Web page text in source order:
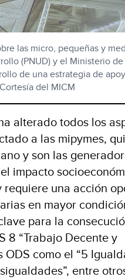
las micro, pequeñas y
(PNUD) y el Ministerio de
de una estrategia de
del MICM
alterado todos los
a las mipymes,
y son las
impacto
una acción
en mayor
para la
8 “Trabajo Decente y
como el “5
entre